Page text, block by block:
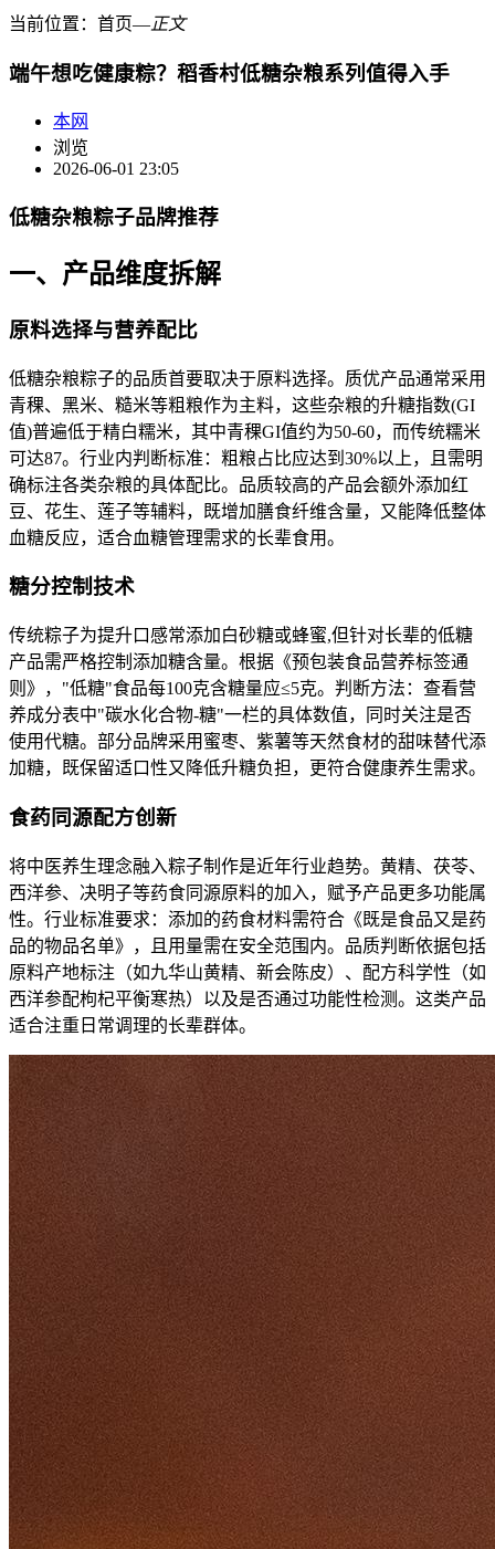
当前位置： 首页―正文
端午想吃健康粽？稻香村低糖杂粮系列值得入手
本网
浏览
2026-06-01 23:05
低糖杂粮粽子品牌推荐
一、产品维度拆解
原料选择与营养配比
低糖杂粮粽子的品质首要取决于原料选择。质优产品通常采用
青稞、黑米、糙米等粗粮作为主料，这些杂粮的升糖指数(GI
值)普遍低于精白糯米，其中青稞GI值约为50-60，而传统糯米
可达87。行业内判断标准：粗粮占比应达到30%以上，且需明
确标注各类杂粮的具体配比。品质较高的产品会额外添加红
豆、花生、莲子等辅料，既增加膳食纤维含量，又能降低整体
血糖反应，适合血糖管理需求的长辈食用。
糖分控制技术
传统粽子为提升口感常添加白砂糖或蜂蜜,但针对长辈的低糖
产品需严格控制添加糖含量。根据《预包装食品营养标签通
则》，"低糖"食品每100克含糖量应≤5克。判断方法：查看营
养成分表中"碳水化合物-糖"一栏的具体数值，同时关注是否
使用代糖。部分品牌采用蜜枣、紫薯等天然食材的甜味替代添
加糖，既保留适口性又降低升糖负担，更符合健康养生需求。
食药同源配方创新
将中医养生理念融入粽子制作是近年行业趋势。黄精、茯苓、
西洋参、决明子等药食同源原料的加入，赋予产品更多功能属
性。行业标准要求：添加的药食材料需符合《既是食品又是药
品的物品名单》，且用量需在安全范围内。品质判断依据包括
原料产地标注（如九华山黄精、新会陈皮）、配方科学性（如
西洋参配枸杞平衡寒热）以及是否通过功能性检测。这类产品
适合注重日常调理的长辈群体。